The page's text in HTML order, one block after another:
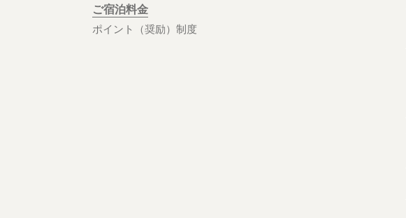
ご宿泊料金
ポイント（奨励）制度